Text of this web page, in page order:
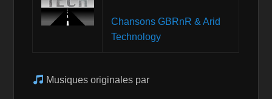
Chansons GBRnR & Arid
Technology
Musiques originales par